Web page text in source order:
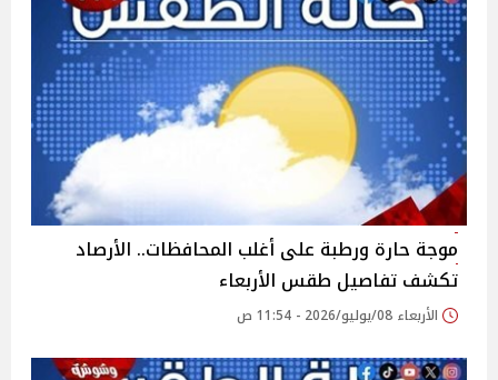
موجة حارة ورطبة على أغلب المحافظات.. الأرصاد
تكشف تفاصيل طقس الأربعاء
الأربعاء 08/يوليو/2026 - 11:54 ص